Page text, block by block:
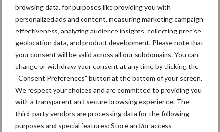
browsing data, for purposes like providing you with
personalized ads and content, measuring marketing campaign
effectiveness, analyzing audience insights, collecting precise
geolocation data, and product development. Please note that
your consent will be valid across all our subdomains. You can
change or withdraw your consent at any time by clicking the
“Consent Preferences” button at the bottom of your screen.
We respect your choices and are committed to providing you
with a transparent and secure browsing experience. The
third-party vendors are processing data for the following
purposes and special features: Store and/or access
Primaire
Sidebar
Recent nieuws Partner nieuws
Hervorming flexibele
arbeidscontracten kent mitsen en
maren
Toon meer